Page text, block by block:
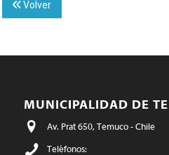
Volver
MUNICIPALIDAD DE
Av. Prat 650, Temuco - Chile
Teléfonos: